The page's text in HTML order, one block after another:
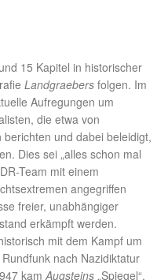
15 Kapitel in historischer
Landgraebers folgen. Im
Aufregungen um
die etwa von
und dabei beleidigt,
Dies sei „alles schon mal
Team mit einem
angegriffen
freier, unabhängiger
erkämpft werden.
mit dem Kampf um
nach Nazidiktatur
kamAugsteins „Spiegel“,